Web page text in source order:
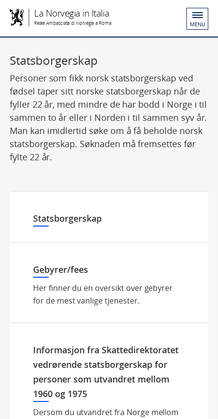
La Norvegia in Italia
Reale Ambasciata di Norvegia a Roma MENU
Statsborgerskap
Personer som fikk norsk statsborgerskap ved
fødsel taper sitt norske statsborgerskap når de
fyller 22 år, med mindre de har bodd i Norge i til
sammen to år eller i Norden i til sammen syv år.
Man kan imidlertid søke om å få beholde norsk
statsborgerskap. Søknaden må fremsettes før
fylte 22 år.
Statsborgerskap
Gebyrer/fees
Her finner du en oversikt over gebyrer
for de mest vanlige tjenester.
Informasjon fra Skattedirektoratet
vedrørende statsborgerskap for
personer som utvandret mellom
1960 og 1975
Dersom du utvandret fra Norge mellom